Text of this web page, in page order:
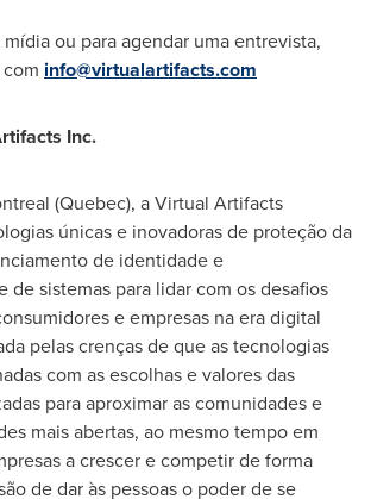
mídia ou para agendar uma entrevista,
info@virtualartifacts.com
Inc.
(Quebec), a Virtual Artifacts
únicas e inovadoras de proteção da
de identidade e
de sistemas para lidar com os desafios
e empresas na era digital
pelas crenças de que as tecnologias
com as escolhas e valores das
para aproximar as comunidades e
mais abertas, ao mesmo tempo em
a crescer e competir de forma
de dar às pessoas o poder de se